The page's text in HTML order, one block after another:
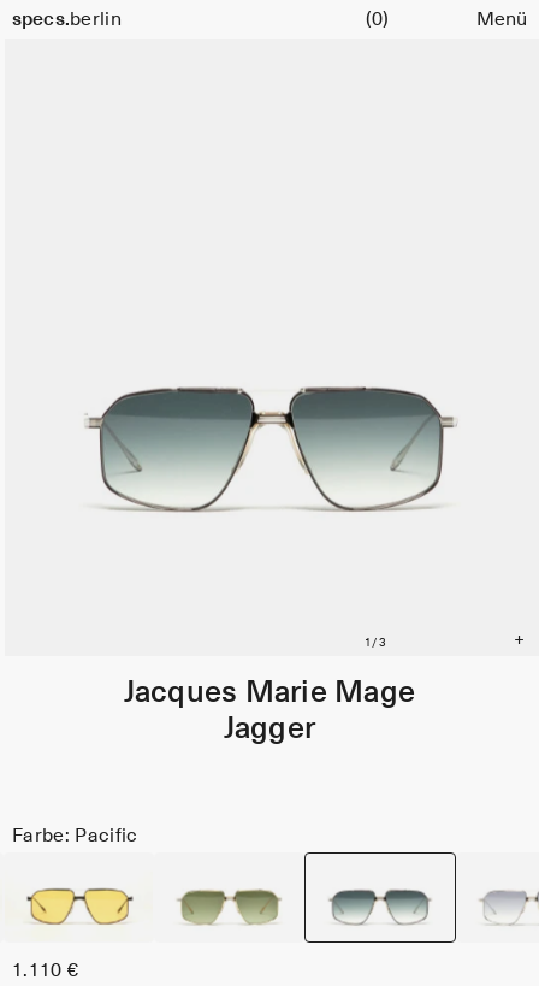
specs.berlin
Warenkorb (0) Menü
Jacques Marie Mage
Jagger
Farbe: Pacific
1.110 €